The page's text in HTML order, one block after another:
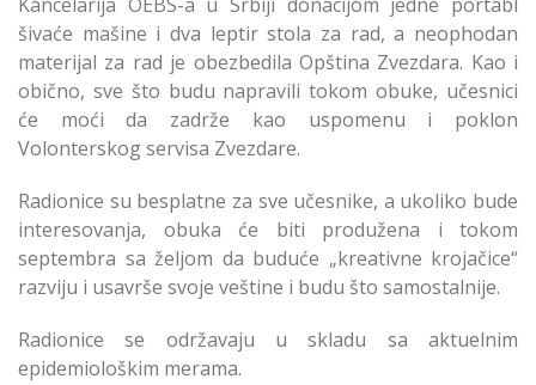
Kancelarija OEBS-a u Srbiji donacijom jedne portabl
šivaće mašine i dva leptir stola za rad, a neophodan
materijal za rad je obezbedila Opština Zvezdara. Kao i
obično, sve što budu napravili tokom obuke, učesnici
će moći da zadrže kao uspomenu i poklon
Volonterskog servisa Zvezdare.
Radionice su besplatne za sve učesnike, a ukoliko bude
interesovanja, obuka će biti produžena i tokom
septembra sa željom da buduće „kreativne krojačice“
razviju i usavrše svoje veštine i budu što samostalnije.
Radionice se održavaju u skladu sa aktuelnim
epidemiološkim merama.